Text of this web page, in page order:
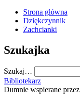
Strona główna
Dziękczynnik
Zachcianki
Szukajka
Szukaj…
Bibliotekarz
Dumnie wspierane przez